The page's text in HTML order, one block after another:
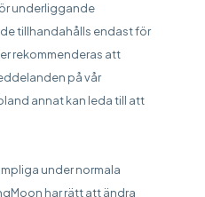
underliggande
tillhandahålls endast för
rekommenderas att
på vår
annat kan leda till att
under normala
har rätt att ändra